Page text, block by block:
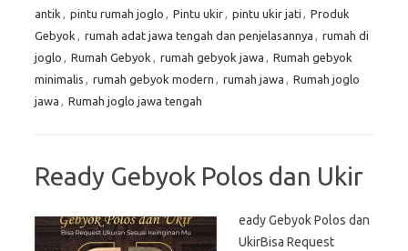
antik , pintu rumah joglo , Pintu ukir, pintu ukir jati , Produk
Gebyok , rumah adat jawa tengah dan penjelasannya , rumah di
joglo , Rumah Gebyok , rumah gebyok jawa , Rumah gebyok
minimalis , rumah gebyok modern , rumah jawa , Rumah joglo
jawa , Rumah joglo jawa tengah
Ready Gebyok Polos dan Ukir
eady Gebyok Polos dan
UkirBisa Request